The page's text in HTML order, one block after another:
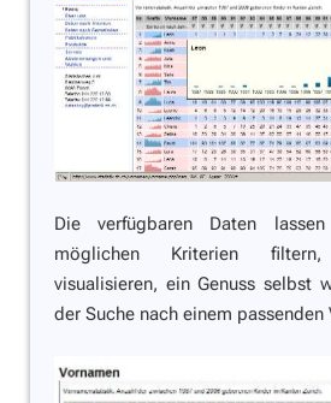
Die verfügbaren Daten
möglichen Kriterien
visualisieren, ein Genuss selbst
der Suche nach einem passenden